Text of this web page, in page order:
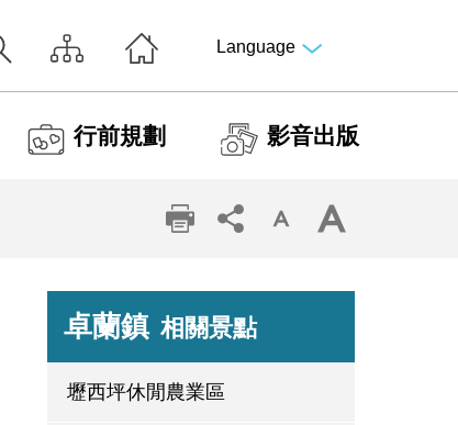
Language
行前規劃 影音出版
卓蘭鎮 相關景點
壢西坪休閒農業區